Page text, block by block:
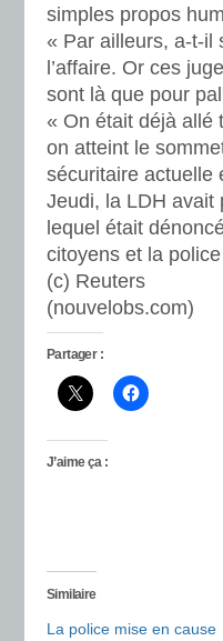
simples propos
« Par ailleurs, a-t-il
l’affaire. Or ces
sont là que pour
« On était déjà allé
on atteint le
sécuritaire actuelle
Jeudi, la LDH avait
lequel était
citoyens et la
(c) Reuters
(nouvelobs.com)
Partager :
J’aime ça :
Similaire
La police mise en cause